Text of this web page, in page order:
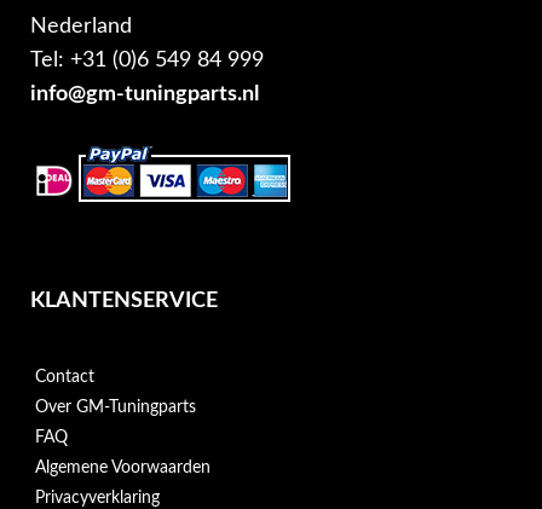
Nederland
Tel: +31 (0)6 549 84 999
info@gm-tuningparts.nl
KLANTENSERVICE
Contact
Over GM-Tuningparts
FAQ
Algemene Voorwaarden
Privacyverklaring